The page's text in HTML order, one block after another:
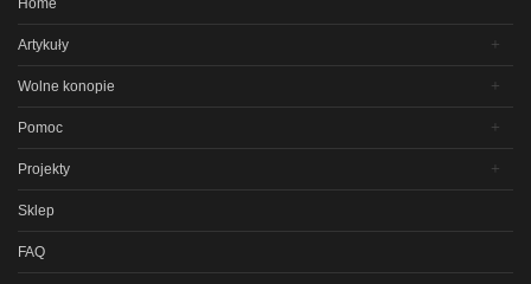
Home
Artykuły
Wolne konopie
Pomoc
Projekty
Sklep
FAQ